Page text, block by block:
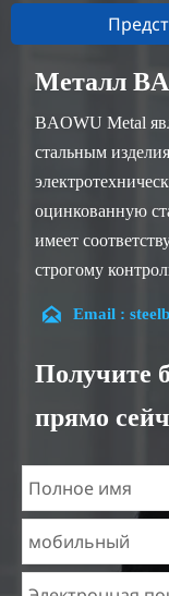
Металл
BAOWU Metal
стальным
оцинкованную
имеет
строгому
всегда готовы
Наша компания
Цзянсу, который
опытом в
стали и знакомы
 Email :
Получите
прямо